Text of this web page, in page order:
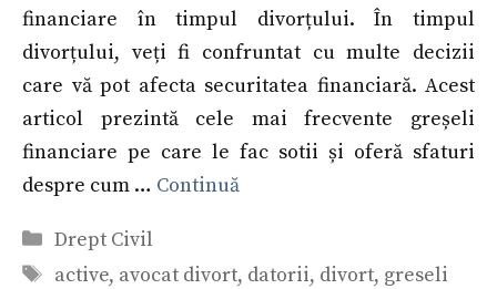
financiare în timpul divorțului. În timpul
divorțului, veți fi confruntat cu multe decizii
care vă pot afecta securitatea financiară. Acest
articol prezintă cele mai frecvente greșeli
financiare pe care le fac sotii și oferă sfaturi
despre cum … Continuă
Categorii
Drept Civil
Etichete
active, avocat divort, datorii, divort, greseli